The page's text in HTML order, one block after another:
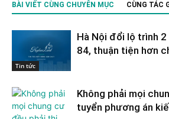
BÀI VIẾT CÙNG CHUYÊN MỤC CÙNG TÁC
Tin tức
Hà Nội đổi lộ trình
84, thuận tiện hơn
Không phải mọi
tuyển phương án